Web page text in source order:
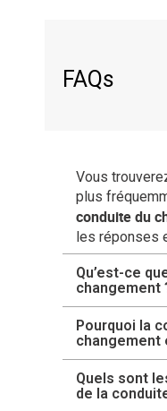
FAQs
Vous
plus
conduite du
les réponses
Qu’est-ce
changement
Pourquoi la
changement
Quels sont
de la